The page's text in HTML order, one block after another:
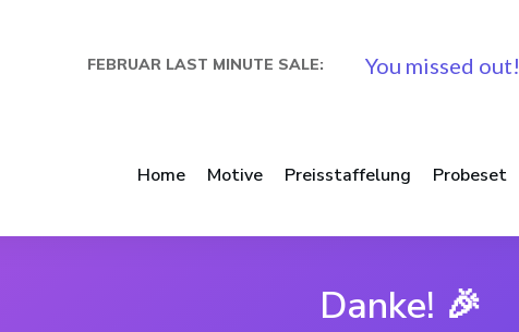
FEBRUAR LAST MINUTE SALE: You missed out!
Home Motive Preisstaffelung Probeset
Danke! 🎉